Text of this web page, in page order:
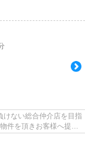
けない総合仲介店を目指
件を頂きお客様へ提供